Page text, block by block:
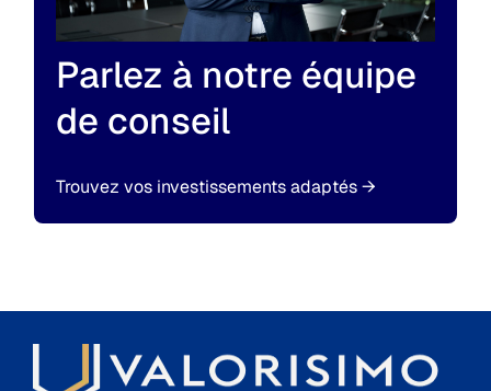
Parlez à notre équipe
de conseil
Trouvez vos investissements adaptés→